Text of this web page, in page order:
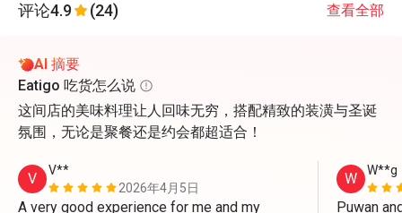
评论4.9 (24) 查看全部
AI 摘要
Eatigo 吃货怎么说
这间店的美味料理让人回味无穷，搭配精致的装潢与圣诞
氛围，无论是聚餐还是约会都超适合！
V
V**
2026年4月5日
A very good experience for me and my
W W**g
Puwan